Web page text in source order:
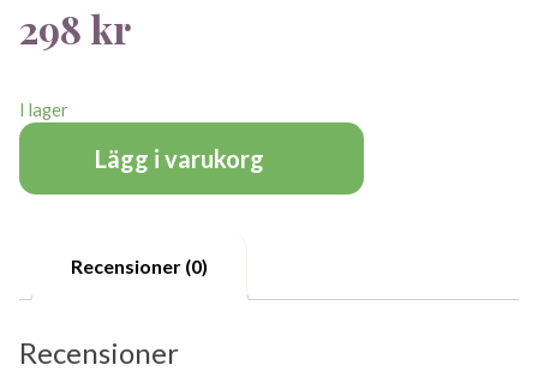
298 kr
I lager
Lägg i varukorg
Recensioner (0)
Recensioner